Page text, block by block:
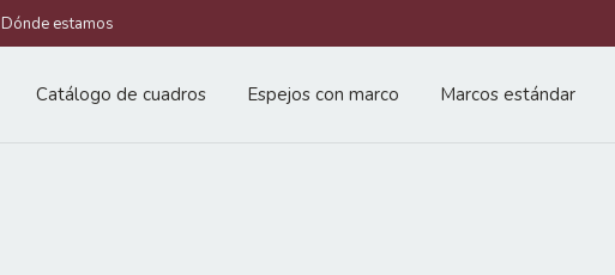
Dónde estamos
Catálogo de cuadros Espejos con marco Marcos estándar